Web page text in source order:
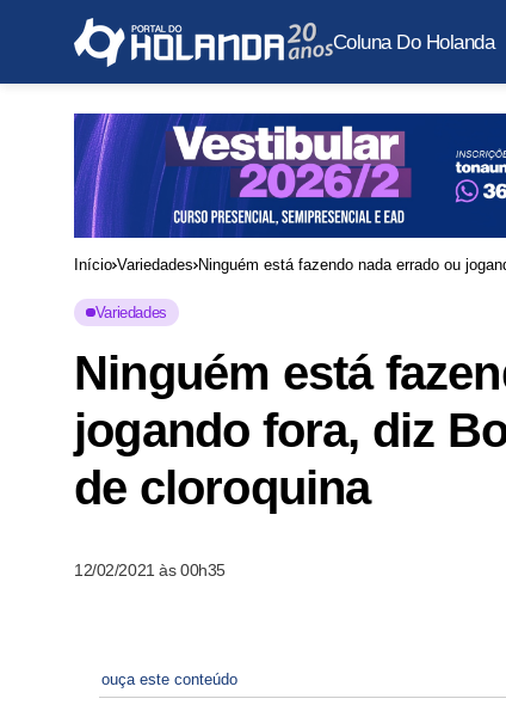
Coluna Do Holanda
Início Variedades Ninguém está fazendo nada errado ou
Variedades
Ninguém está
jogando fora, diz
de cloroquina
12/02/2021 às 00h35
ouça este conteúdo